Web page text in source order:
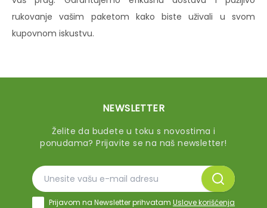
rukovanje vašim paketom kako biste uživali u svom
kupovnom iskustvu.
NEWSLETTER
Želite da budete u toku s novostima i
ponudama? Prijavite se na naš newsletter!
Prijavom na Newsletter prihvatam Uslove korišćenja